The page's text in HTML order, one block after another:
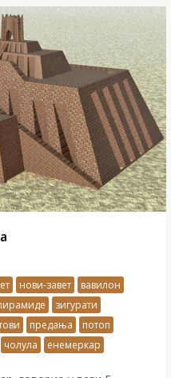
нови-завет
вавилон
зигурати
предања
потоп
чолула енемеркар